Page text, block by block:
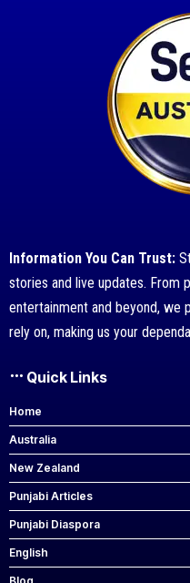
Information You Can Trust:
stories and live updates. From
entertainment and beyond, we
rely on, making us your
Quick Links
Home
Australia
New Zealand
Punjabi Articles
Punjabi Diaspora
English
Blog